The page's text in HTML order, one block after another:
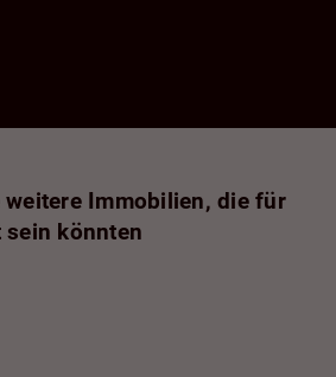
weitere Immobilien, die für
sein könnten